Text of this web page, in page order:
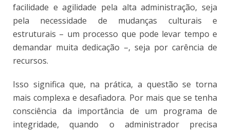
facilidade e agilidade pela alta administração, seja
pela necessidade de mudanças culturais e
estruturais – um processo que pode levar tempo e
demandar muita dedicação –, seja por carência de
recursos.
Isso significa que, na prática, a questão se torna
mais complexa e desafiadora. Por mais que se tenha
consciência da importância de um programa de
integridade, quando o administrador precisa